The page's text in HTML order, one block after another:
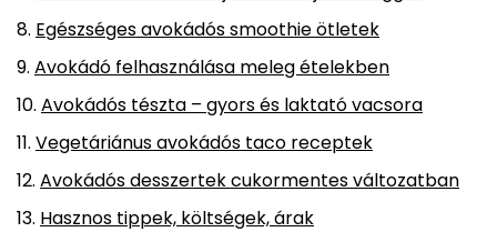
Egészséges avokádós smoothie ötletek
Avokádó felhasználása meleg ételekben
Avokádós tészta – gyors és laktató vacsora
Vegetáriánus avokádós taco receptek
Avokádós desszertek cukormentes változatban
Hasznos tippek, költségek, árak